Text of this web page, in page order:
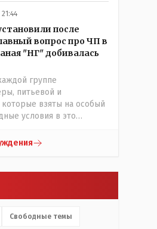
знают что делают.
после
вопрос про ЧП в
"НГ" добивалась
группе
питьевой и
взяты на особый
условия в это
нет. Этот
режим на
часть - информация до
после
исправлено.
Свободные темы